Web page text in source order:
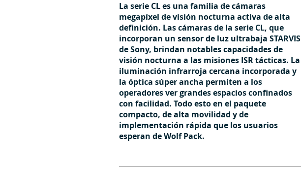
La serie CL es una familia de cámaras
megapíxel de visión nocturna activa de alta
definición. Las cámaras de la serie CL, que
incorporan un sensor de luz ultrabaja STARVIS
de Sony, brindan notables capacidades de
visión nocturna a las misiones ISR tácticas. La
iluminación infrarroja cercana incorporada y
la óptica súper ancha permiten a los
operadores ver grandes espacios confinados
con facilidad. Todo esto en el paquete
compacto, de alta movilidad y de
implementación rápida que los usuarios
esperan de Wolf Pack.